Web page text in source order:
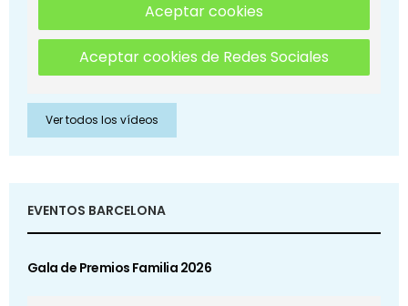
Aceptar cookies
Aceptar cookies de Redes Sociales
Ver todos los vídeos
EVENTOS BARCELONA
Gala de Premios Familia 2026